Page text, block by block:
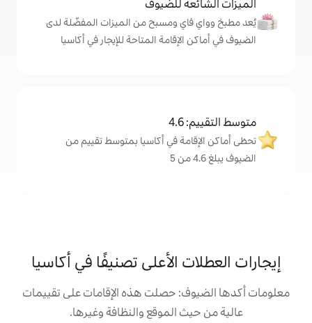
ومسبح من الميزات المفضّلة لدى
المتاحة للإيجار في أكاسيا
في أكاسيا بمتوسط تقييم من
الأعلى تصنيفًا في أكاسيا
حصلت هذه الإقامات على تقييمات
الموقع والنظافة وغيرها.